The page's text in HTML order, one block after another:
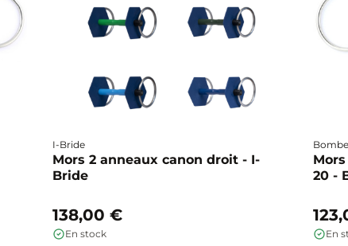
I-Bride
Mors 2 anneaux canon droit - I-
Bride
138,00 €
En stock
20 -
En